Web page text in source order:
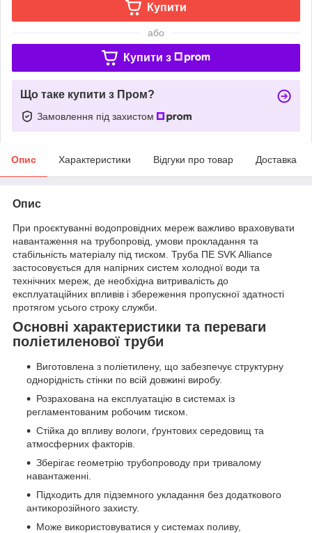
Купити
або
Купити з
Що таке купити з Пром?
Замовлення під захистом
Опис Характеристики Відгуки про товар Доставка
Опис
При проєктуванні водопровідних мереж важливо враховувати
навантаження на трубопровід, умови прокладання та
стабільність матеріалу під тиском. Труба ПЕ SVK Alliance
застосовується для напірних систем холодної води та
технічних мереж, де необхідна витривалість до
експлуатаційних впливів і збереження пропускної здатності
протягом усього строку служби.
Основні характеристики та переваги
поліетиленової труби
Виготовлена з поліетилену, що забезпечує структурну
однорідність стінки по всій довжині виробу.
Розрахована на експлуатацію в системах із
регламентованим робочим тиском.
Стійка до впливу вологи, ґрунтових середовищ та
атмосферних факторів.
Зберігає геометрію трубопроводу при тривалому
навантаженні.
Підходить для підземного укладання без додаткового
антикорозійного захисту.
Може використовуватися у системах поливу,